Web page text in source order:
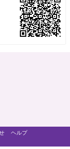
ヘルプ